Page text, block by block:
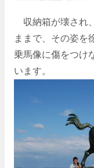
収納箱が壊され
ままで、その姿を
乗馬像に傷をつけ
います。